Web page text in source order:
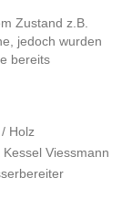
Zustand z.B.
jedoch wurden
bereits
Holz
Viessmann